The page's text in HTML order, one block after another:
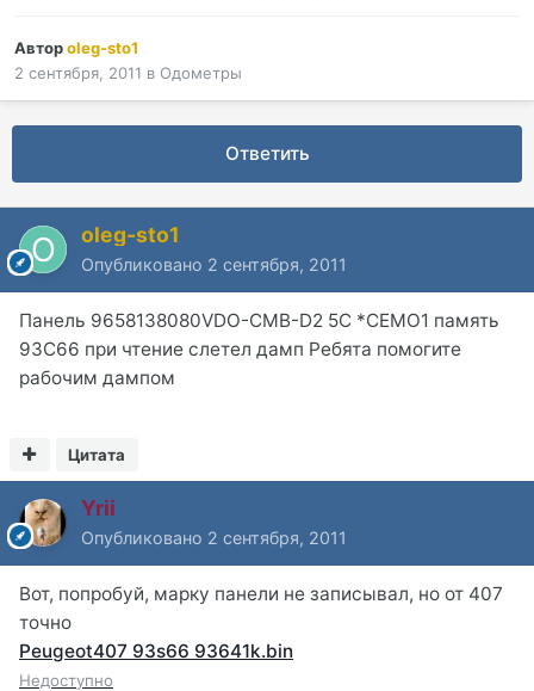
Авторoleg-sto1
2 сентября, 2011 в Одометры
Ответить
oleg-sto1
Опубликовано 2 сентября, 2011
Панель 9658138080VDO-СМВ-D2 5C *CEMO1 память
93С66 при чтение слетел дамп Ребята помогите
рабочим дампом
Цитата
Yrii
Опубликовано 2 сентября, 2011
Вот, попробуй, марку панели не записывал, но от 407
точно
Peugeot407 93s66 93641k.bin
Недоступно